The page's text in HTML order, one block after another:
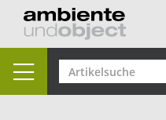
Toggle
navigation